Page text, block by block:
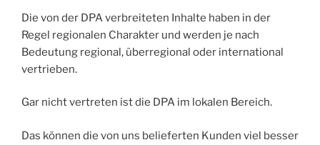
Die von der DPA verbreiteten Inhalte haben in der
Regel regionalen Charakter und werden je nach
Bedeutung regional, überregional oder international
vertrieben.
Gar nicht vertreten ist die DPA im lokalen Bereich.
Das können die von uns belieferten Kunden viel besser